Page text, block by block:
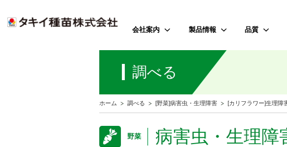
会社案内
会社のミッション
事業所案内
製品情報
花
芝・緑化・緑肥
品質
商品管理
調べる
ホーム 調べる [野菜]病害虫・生理障害 [カリフラワー]生理障
野菜 病害虫・生理障